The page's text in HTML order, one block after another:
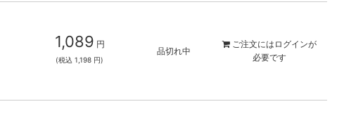
1,089 円
(税込 1,198 円)
品切れ中
ご注文には ログインが
必要です